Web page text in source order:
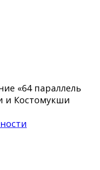
«64 параллель
и Костомукши